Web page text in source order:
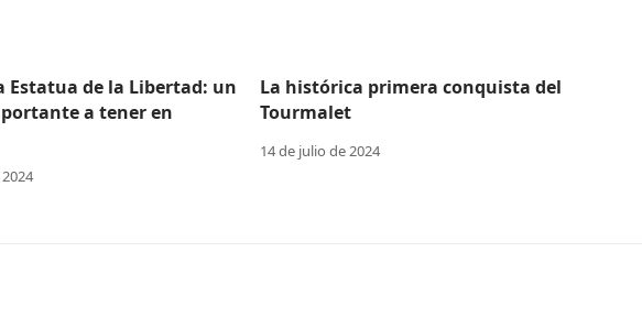
Estatua de la Libertad: un
a tener en
La histórica primera conquista del
Tourmalet
14 de julio de 2024